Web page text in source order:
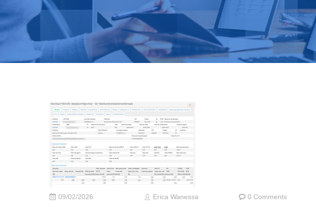
09/02/2026 Erica Wanessa 0 Comments